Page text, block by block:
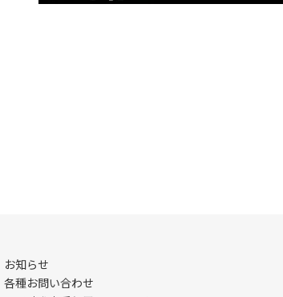
お知らせ
各種お問い合わせ